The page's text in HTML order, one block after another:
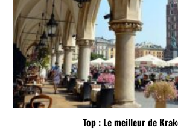
Top : Le meilleur de